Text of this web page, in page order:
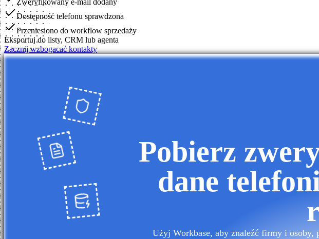
Zweryfikowany e-mail dodany
Dostępność telefonu sprawdzona
Przeniesiono do workflow sprzedaży
Eksportuj do listy, CRM lub agenta
Zacznij wzbogacać kontakty
Pobierz
dane
Użyj Workbase, aby znaleźć firmy i osoby,